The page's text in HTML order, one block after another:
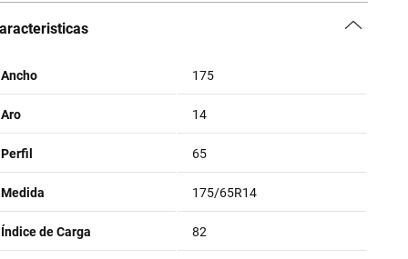
Ancho 175
Aro 14
Perfil 65
Medida 175/65R14
Índice de Carga 82